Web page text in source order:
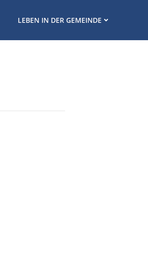
LEBEN IN DER GEMEINDE